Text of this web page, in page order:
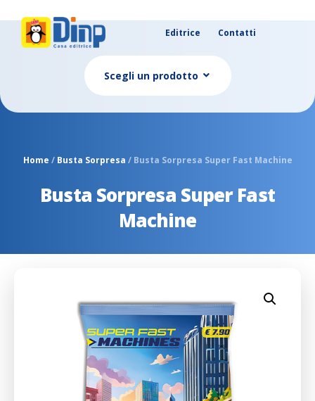
Editrice Contatti
Scegli un prodotto
Home / Busta Sorpresa / Busta Sorpresa Super Fast Machine
Busta Sorpresa Super Fast
Machine